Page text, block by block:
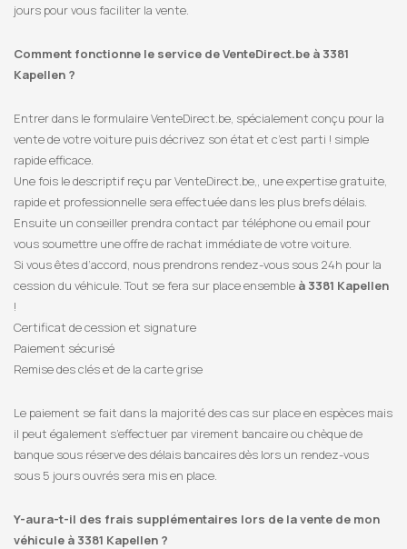
jours pour vous faciliter la vente.
Comment fonctionne le service de VenteDirect.be à 3381
Kapellen ?
Entrer dans le formulaire VenteDirect.be, spécialement conçu pour la
vente de votre voiture puis décrivez son état et c’est parti ! simple
rapide efficace.
Une fois le descriptif reçu par VenteDirect.be,, une expertise gratuite,
rapide et professionnelle sera effectuée dans les plus brefs délais.
Ensuite un conseiller prendra contact par téléphone ou email pour
vous soumettre une offre de rachat immédiate de votre voiture.
Si vous êtes d’accord, nous prendrons rendez-vous sous 24h pour la
cession du véhicule. Tout se fera sur place ensemble à 3381 Kapellen
!
Certificat de cession et signature
Paiement sécurisé
Remise des clés et de la carte grise
Le paiement se fait dans la majorité des cas sur place en espèces mais
il peut également s’effectuer par virement bancaire ou chèque de
banque sous réserve des délais bancaires dès lors un rendez-vous
sous 5 jours ouvrés sera mis en place.
Y-aura-t-il des frais supplémentaires lors de la vente de mon
véhicule à 3381 Kapellen ?